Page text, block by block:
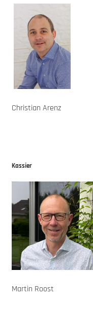
Christian Arenz
Kassier
Martin Roost